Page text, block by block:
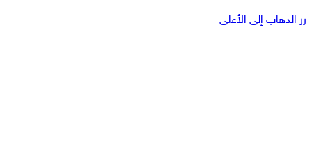
زر الذهاب إلى الأعلى